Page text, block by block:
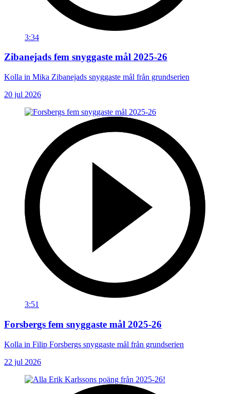
3:34
Zibanejads fem snyggaste mål 2025-26
Kolla in Mika Zibanejads snyggaste mål från grundserien
20 jul 2026
3:51
Forsbergs fem snyggaste mål 2025-26
Kolla in Filip Forsbergs snyggaste mål från grundserien
22 jul 2026